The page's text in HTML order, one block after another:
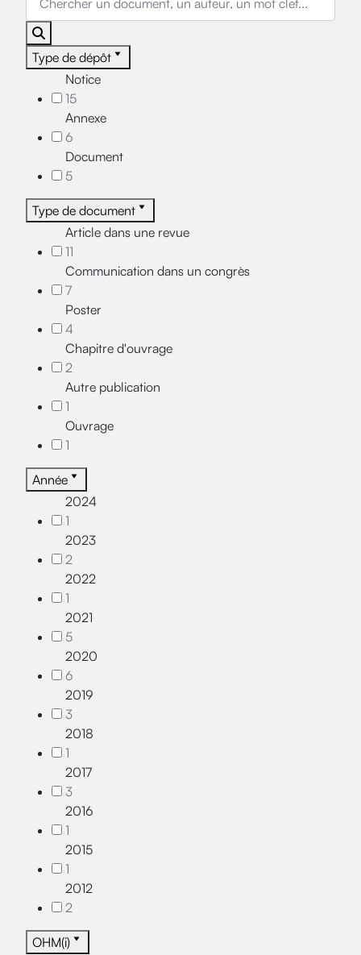
Type de dépôt
Notice
15
Annexe
6
Document
5
Type de document
Article dans une revue
11
Communication dans un congrès
7
Poster
4
Chapitre d'ouvrage
2
Autre publication
1
Ouvrage
1
Année
2024
1
2023
2
2022
1
2021
5
2020
6
2019
3
2018
1
2017
3
2016
1
2015
1
2012
2
OHM(i)